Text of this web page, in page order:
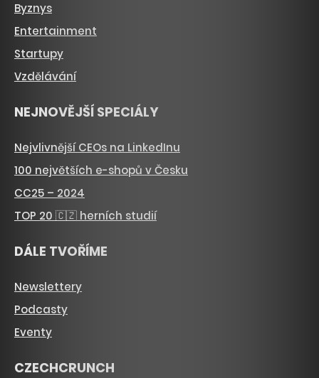
Byznys
Entertainment
Startupy
Vzdělávání
NEJNOVĚJŠÍ SPECIÁLY
Nejvlivnější CEOs na LinkedInu
100 největších e-shopů v Česku
CC25 – 2024
TOP 20 🇨🇿 herních studií
DÁLE TVOŘÍME
Newslettery
Podcasty
Eventy
CZECHCRUNCH